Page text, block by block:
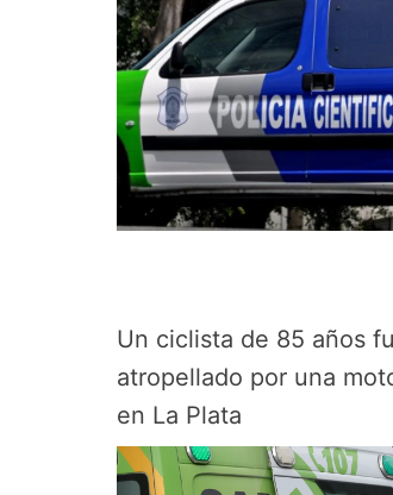
Un ciclista de 85 años
atropellado por una
en La Plata